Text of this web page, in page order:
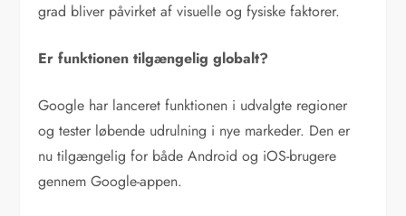
grad bliver påvirket af visuelle og fysiske faktorer.
Er funktionen tilgængelig globalt?
Google har lanceret funktionen i udvalgte regioner
og tester løbende udrulning i nye markeder. Den er
nu tilgængelig for både Android og iOS-brugere
gennem Google-appen.